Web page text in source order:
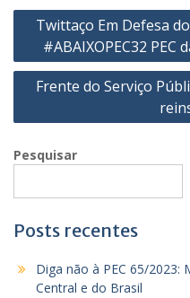
Navegação
Post
Twittaço Em Defesa
#ABAIXOPEC32
Frente do Serviço
Pesquisar
Posts recentes
Diga não à PEC 65/2023:
Central e do Brasil